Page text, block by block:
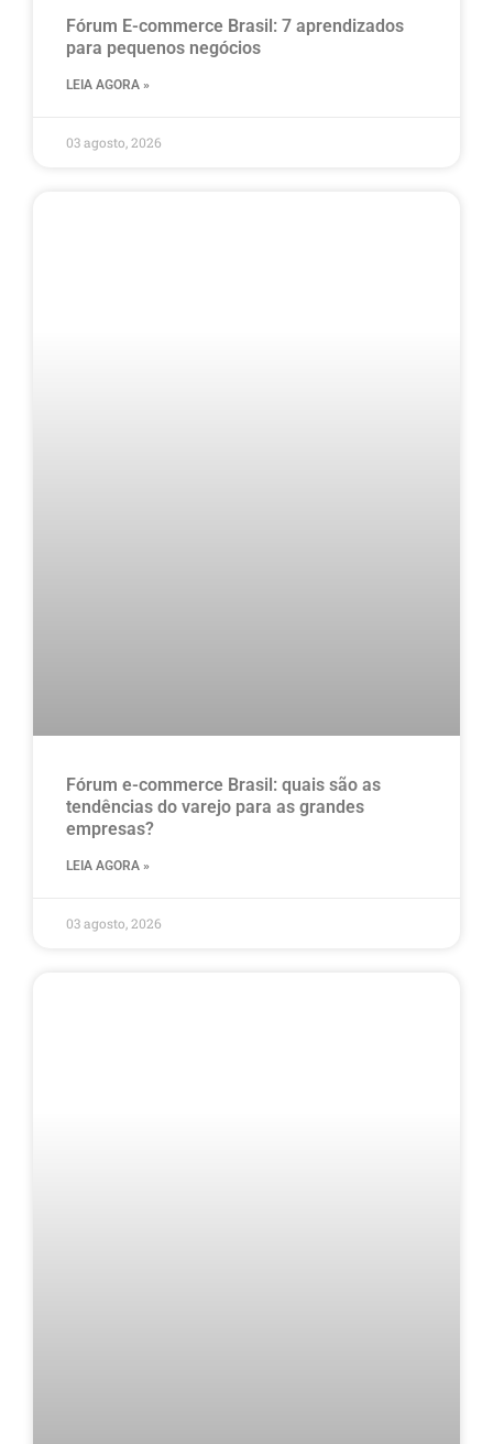
Fórum E-commerce Brasil: 7 aprendizados
para pequenos negócios
LEIA AGORA »
03 agosto, 2026
Fórum e-commerce Brasil: quais são as
tendências do varejo para as grandes
empresas?
LEIA AGORA »
03 agosto, 2026